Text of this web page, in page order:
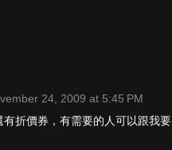
24, 2009 at 5:45 PM
有折價券，有需要的人可以跟我要